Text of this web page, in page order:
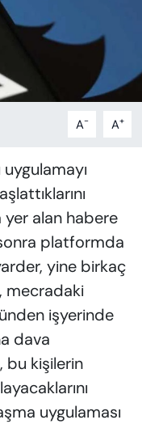
A- A+
alan habere
platformda
yine birkaç
mecradaki
işyerinde
dava
bu kişilerin
uygulaması